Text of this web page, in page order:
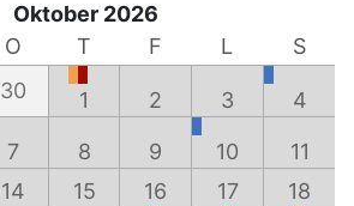
Oktober 2026
O T F L
S
30 1 2 3 4
7 8 9 10
11
14 15 16 17 18